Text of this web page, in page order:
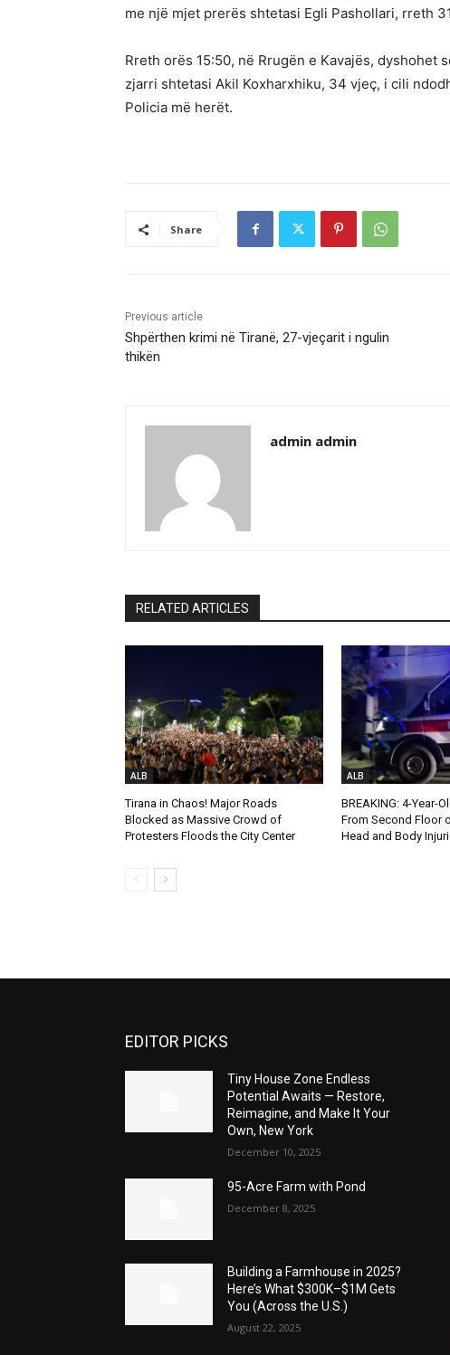
me një mjet prerës shtetasi Egli Pashollari, rreth
Rreth orës 15:50, në Rrugën e Kavajës,
zjarri shtetasi Akil Koxharxhiku, 34 vjeç, i cili
Policia më herët.
Share
Previous article
Shpërthen krimi në Tiranë, 27-vjeçarit i ngulin
thikën
admin admin
RELATED ARTICLES
ALB
Tirana in Chaos! Major Roads
Blocked as Massive Crowd of
Protesters Floods the City Center
ALB
BREAKING: 4-Year-
From Second Floor
Head and Body
EDITOR PICKS
Tiny House Zone Endless
Potential Awaits — Restore,
Reimagine, and Make It Your
Own, New York
December 10, 2025
95-Acre Farm with Pond
December 8, 2025
Building a Farmhouse in 2025?
Here’s What $300K–$1M Gets
You (Across the U.S.)
August 22, 2025